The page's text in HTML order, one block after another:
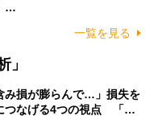
…
一覧を見る
」
み損が膨らんで…」損失を
つなげる4つの視点 「…